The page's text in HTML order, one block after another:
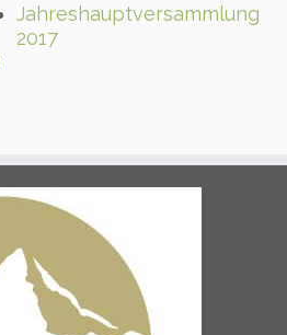
Jahreshauptversammlung
2017